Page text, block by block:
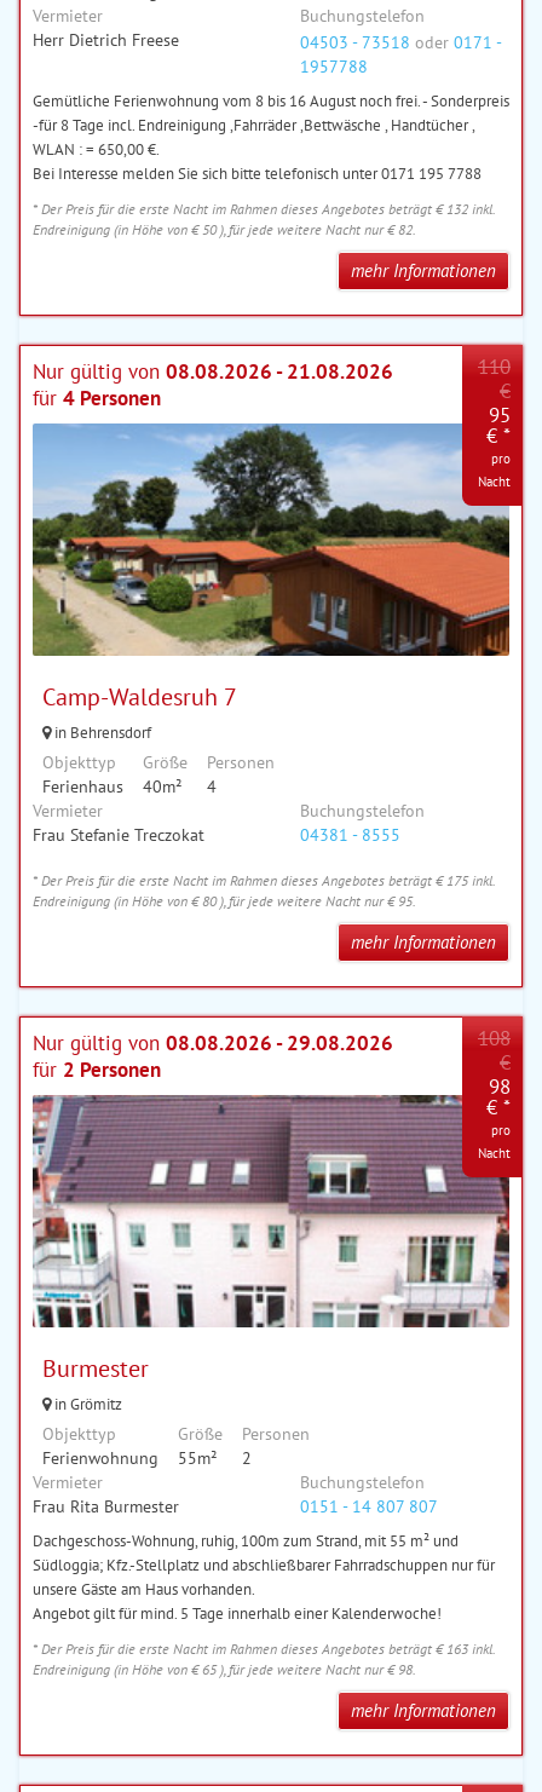
Vermieter
Herr Dietrich Freese
Buchungstelefon
04503 - 73518 oder 0171 -
1957788
Gemütliche Ferienwohnung vom 8 bis 16 August noch frei. - Sonderpreis
-für 8 Tage incl. Endreinigung ,Fahrräder ,Bettwäsche , Handtücher ,
WLAN : = 650,00 €.
Bei Interesse melden Sie sich bitte telefonisch unter 0171 195 7788
* Der Preis für die erste Nacht im Rahmen dieses Angebotes beträgt € 132 inkl.
Endreinigung (in Höhe von € 50 ), für jede weitere Nacht nur € 82.
mehr Informationen
Nur gültig von 08.08.2026 - 21.08.2026
für 4 Personen
Camp-Waldesruh 7
in Behrensdorf
Objekttyp
Ferienhaus
Größe
40m²
Personen
4
110
€
95
€ *
pro
Nacht
Vermieter
Frau Stefanie Treczokat
Buchungstelefon
04381 - 8555
* Der Preis für die erste Nacht im Rahmen dieses Angebotes beträgt € 175 inkl.
Endreinigung (in Höhe von € 80 ), für jede weitere Nacht nur € 95.
mehr Informationen
Nur gültig von 08.08.2026 - 29.08.2026
für 2 Personen
Burmester
in Grömitz
Objekttyp
Ferienwohnung
Größe
55m²
Personen
2
108
€
98
€ *
pro
Nacht
Vermieter
Frau Rita Burmester
Buchungstelefon
0151 - 14 807 807
Dachgeschoss-Wohnung, ruhig, 100m zum Strand, mit 55 m² und
Südloggia; Kfz.-Stellplatz und abschließbarer Fahrradschuppen nur für
unsere Gäste am Haus vorhanden.
Angebot gilt für mind. 5 Tage innerhalb einer Kalenderwoche!
* Der Preis für die erste Nacht im Rahmen dieses Angebotes beträgt € 163 inkl.
Endreinigung (in Höhe von € 65 ), für jede weitere Nacht nur € 98.
mehr Informationen